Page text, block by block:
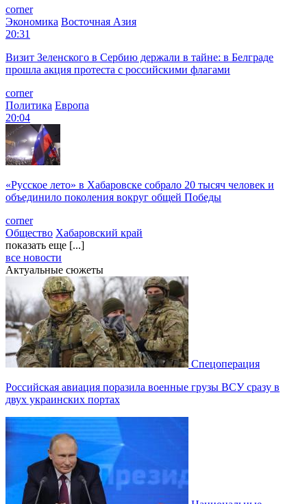
corner
Экономика Восточная Азия
20:31
Визит Зеленского в Сербию держали в тайне: в Белграде
прошла акция протеста с российскими флагами
corner
Политика Европа
20:04
«Русское лето» в Хабаровске собрало 20 тысяч человек и
объединило поколения вокруг общей Победы
corner
Общество Хабаровский край
показать еще [...]
все новости
Актуальные сюжеты
Спецоперация
Российская авиация поразила военные грузы ВСУ сразу в
двух украинских портах